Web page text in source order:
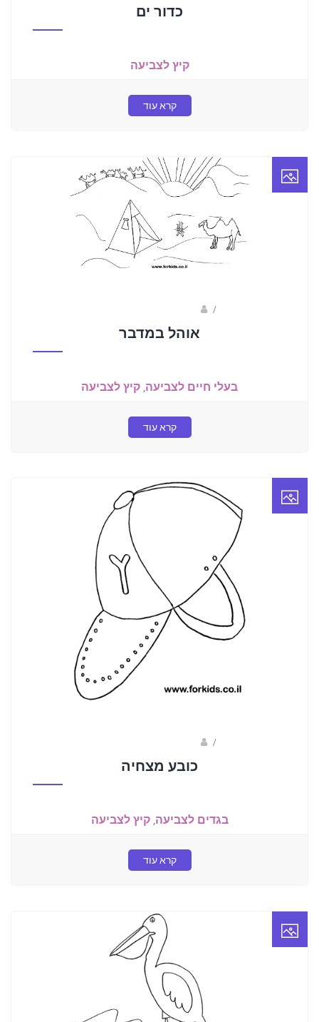
כדור ים
קיץ לצביעה
קרא עוד
/
אוהל במדבר
בעלי חיים לצביעה, קיץ לצביעה
קרא עוד
/
כובע מצחיה
בגדים לצביעה,קיץ לצביעה
קרא עוד